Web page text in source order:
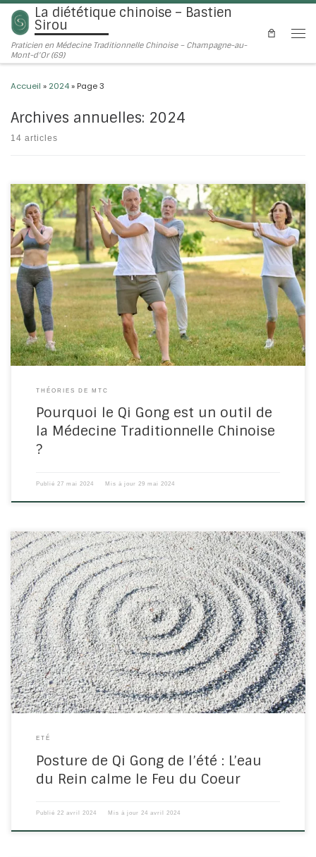
Passer au contenu
La diététique chinoise – Bastien
Sirou
Praticien en Médecine Traditionnelle Chinoise – Champagne-au-
Mont-d'Or (69)
Accueil » 2024»Page 3
Archives annuelles: 2024
14 articles
Le Qi Gong, cette pratique chinoise millénaire est un pilier de la
Médecine Traditionnelle Chinoise (MTC). Et non, ce n’est pas juste
pour faire joli dans les parcs !
Voici pourquoi le Qi Gong est
essentiel dans la MTC. 1. Une pratique d’équilibre Le Qi Gong est
une pratique […]
THÉORIES DE MTC
Pourquoi le Qi Gong est un outil de
la Médecine Traditionnelle Chinoise
?
Publié 27 mai 2024 Mis à jour 29 mai 2024
Cette posture est très intéressante pour calmer l’agitation de l’été
par cette pratique ancestrale qu’est le Qi Gong. Cette posture se
distingue par la grâce de ses mouvements : la danse
harmonieuse des mains, où l’eau du Rein vient apaiser le feu du
Cœur. Laissez-vous emporter par cette chorégraphie aquatique
[…]
ETÉ
Posture de Qi Gong de l’été : L’eau
du Rein calme le Feu du Coeur
Publié 22 avril 2024 Mis à jour 24 avril 2024